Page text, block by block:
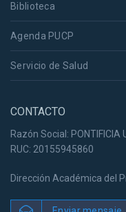
Biblioteca
Agenda PUCP
Servicio de Salud
CONTACTO
Razón Social: PONTIFICIA
RUC: 20155945860
Dirección Académica del